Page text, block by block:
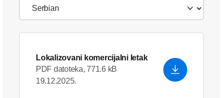
Lokalizovani komercijalni letak
PDF datoteka, 771.6 kB
19.12.2025.